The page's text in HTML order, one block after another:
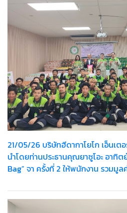
21/05/26 บริษัทฮีดากาโยโก เอ็นเต
นำโดยท่านประธานคุณยาซูโอะ อาทิต
Bag” จา ครั้งที่ 2 ให้พนักงาน รวมมู